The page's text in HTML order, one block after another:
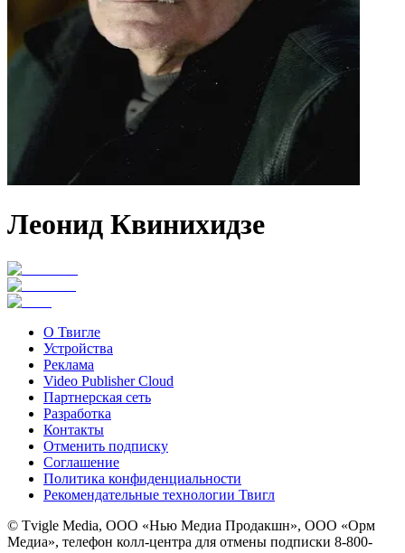
Леонид Квинихидзе
О Твигле
Устройства
Реклама
Video Publisher Cloud
Партнерская сеть
Разработка
Контакты
Отменить подписку
Соглашение
Политика конфиденциальности
Рекомендательные технологии Твигл
© Tvigle Media, ООО «Нью Медиа Продакшн», ООО «Орм
Медиа», телефон колл-центра для отмены подписки 8-800-